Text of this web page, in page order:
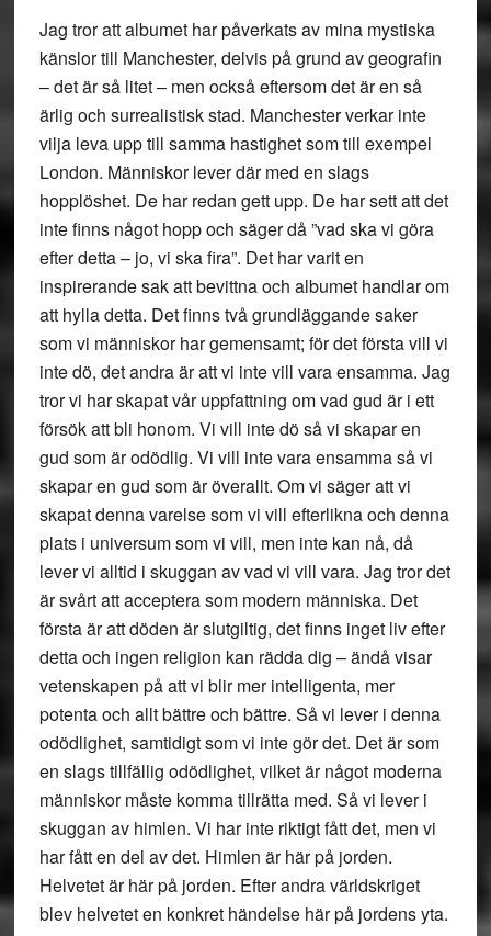
Jag tror att albumet har påverkats av mina mystiska
känslor till Manchester, delvis på grund av geografin
– det är så litet – men också eftersom det är en så
ärlig och surrealistisk stad. Manchester verkar inte
vilja leva upp till samma hastighet som till exempel
London. Människor lever där med en slags
hopplöshet. De har redan gett upp. De har sett att det
inte finns något hopp och säger då ”vad ska vi göra
efter detta – jo, vi ska fira”. Det har varit en
inspirerande sak att bevittna och albumet handlar om
att hylla detta. Det finns två grundläggande saker
som vi människor har gemensamt; för det första vill vi
inte dö, det andra är att vi inte vill vara ensamma. Jag
tror vi har skapat vår uppfattning om vad gud är i ett
försök att bli honom. Vi vill inte dö så vi skapar en
gud som är odödlig. Vi vill inte vara ensamma så vi
skapar en gud som är överallt. Om vi säger att vi
skapat denna varelse som vi vill efterlikna och denna
plats i universum som vi vill, men inte kan nå, då
lever vi alltid i skuggan av vad vi vill vara. Jag tror det
är svårt att acceptera som modern människa. Det
första är att döden är slutgiltig, det finns inget liv efter
detta och ingen religion kan rädda dig – ändå visar
vetenskapen på att vi blir mer intelligenta, mer
potenta och allt bättre och bättre. Så vi lever i denna
odödlighet, samtidigt som vi inte gör det. Det är som
en slags tillfällig odödlighet, vilket är något moderna
människor måste komma tillrätta med. Så vi lever i
skuggan av himlen. Vi har inte riktigt fått det, men vi
har fått en del av det. Himlen är här på jorden.
Helvetet är här på jorden. Efter andra världskriget
blev helvetet en konkret händelse här på jordens yta.